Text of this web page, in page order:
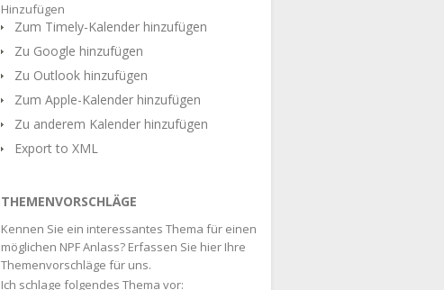
Hinzufügen
Zum Timely-Kalender hinzufügen
Zu Google hinzufügen
Zu Outlook hinzufügen
Zum Apple-Kalender hinzufügen
Zu anderem Kalender hinzufügen
Export to XML
THEMENVORSCHLÄGE
Kennen Sie ein interessantes Thema für einen
möglichen NPF Anlass? Erfassen Sie hier Ihre
Themenvorschläge für uns.
Ich schlage folgendes Thema vor: